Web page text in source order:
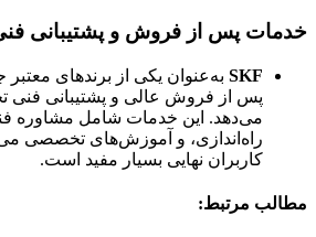
خدمات پس از فروش و پشتیبانی
SKF به‌عنوان یکی از برندهای
پس از فروش عالی و پشتیبانی فنی
می‌دهد. این خدمات شامل مشاوره
راه‌اندازی، و آموزش‌های تخصصی
کاربران نهایی بسیار مفید است.
مطالب مرتبط: